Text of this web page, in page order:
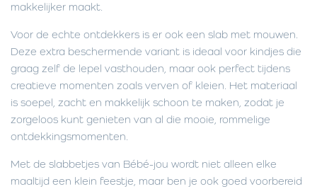
makkelijker maakt.
Voor de echte ontdekkers is er ook een slab met mouwen.
Deze extra beschermende variant is ideaal voor kindjes die
graag zelf de lepel vasthouden, maar ook perfect tijdens
creatieve momenten zoals verven of kleien. Het materiaal
is soepel, zacht en makkelijk schoon te maken, zodat je
zorgeloos kunt genieten van al die mooie, rommelige
ontdekkingsmomenten.
Met de slabbetjes van Bébé-jou wordt niet alleen elke
maaltijd een klein feestje, maar ben je ook goed voorbereid